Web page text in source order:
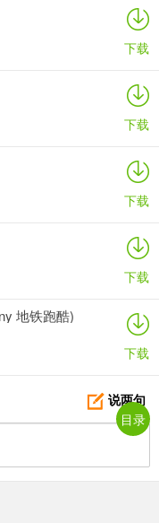
得凶猛
套装]材料
的机会,每次升级会获得
点会提升,额外多领悟一
下载
下载
下载
下载
地铁跑酷)
下载
说两句
目录